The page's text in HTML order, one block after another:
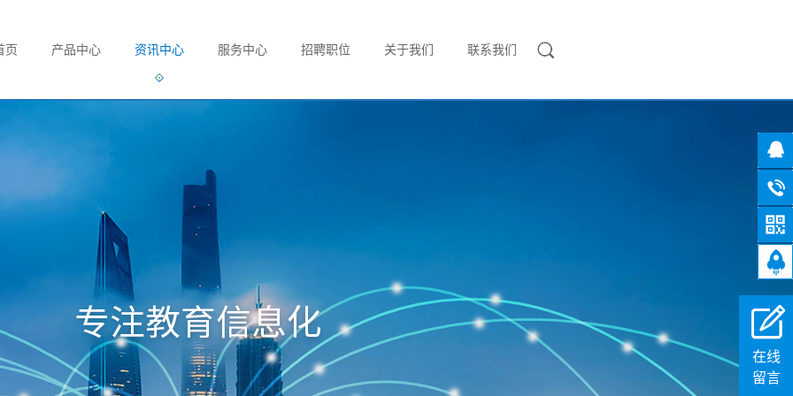
页 产品中心 资讯中心 服务中心 招聘职位 关于我们 联系我们
在线
留言